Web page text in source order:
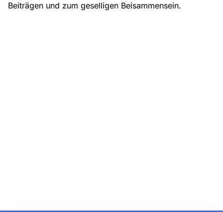
Beiträgen und zum geselligen Beisammensein.